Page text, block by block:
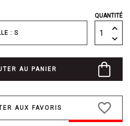
TAILLE : S
QUANTITÉ
AU PANIER
favorite_border